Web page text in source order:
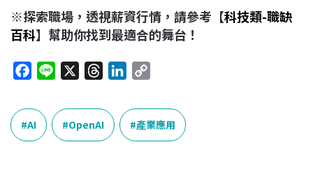
※探索職場，透視薪資行情，請參考【科技類-職缺
百科】幫助你找到最適合的舞台！
c
e
b
n
r
e
a
n
k
e
p
y
L
AI OpenAI 產業應用